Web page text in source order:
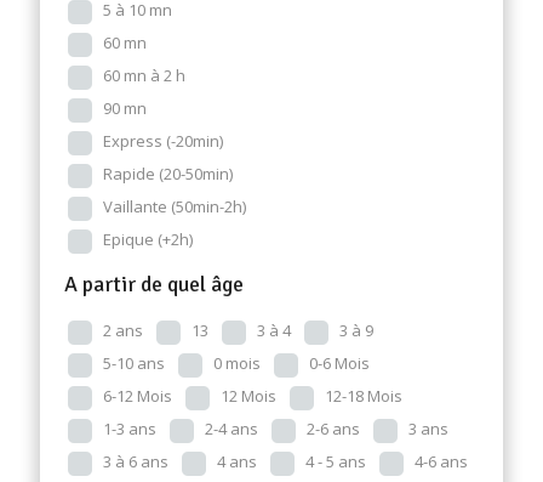
5 à 10 mn
60 mn
60 mn à 2 h
90 mn
Express (-20min)
Rapide (20-50min)
Vaillante (50min-2h)
Epique (+2h)
A partir de quel âge
2 ans 13 3 à 4
3 à 9
5-10 ans
0 mois
0-6 Mois
6-12 Mois
12 Mois
12-18 Mois
1-3 ans
2-4 ans 2-6 ans
3 ans
3 à 6 ans
4 ans 4 - 5 ans
4-6 ans